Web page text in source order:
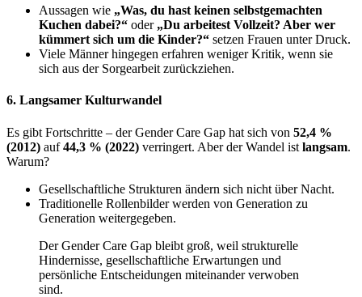
Aussagen wie „Was, du hast keinen selbstgemachten
Kuchen dabei?“ oder „Du arbeitest Vollzeit? Aber wer
kümmert sich um die Kinder?“ setzen Frauen unter Druck.
Viele Männer hingegen erfahren weniger Kritik, wenn sie
sich aus der Sorgearbeit zurückziehen.
6. Langsamer Kulturwandel
Es gibt Fortschritte – der Gender Care Gap hat sich von 52,4 %
(2012) auf44,3 % (2022) verringert. Aber der Wandel ist langsam.
Warum?
Gesellschaftliche Strukturen ändern sich nicht über Nacht.
Traditionelle Rollenbilder werden von Generation zu
Generation weitergegeben.
Der Gender Care Gap bleibt groß, weil strukturelle
Hindernisse, gesellschaftliche Erwartungen und
persönliche Entscheidungen miteinander verwoben
sind.